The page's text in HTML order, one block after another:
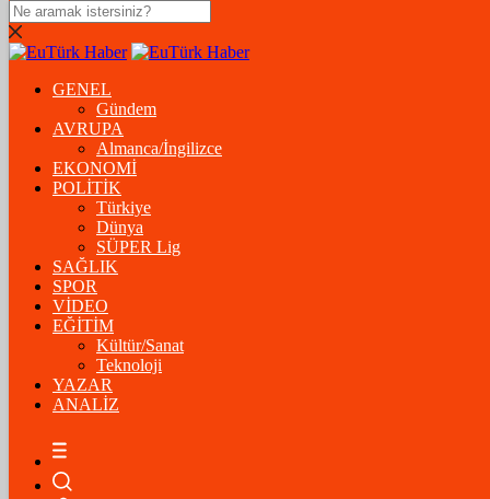
DOLAR
47,5574$% 0.18
EURO
54,8602€% 0.06
STERLİN
% 0.41
GRAM ALTIN
6.175,37%-1,31
ÇEYREK ALTIN
10.093,00%-1,09
BİTCOİN
GENEL
Gündem
AVRUPA
Almanca/İngilizce
EKONOMİ
POLİTİK
Türkiye
Dünya
SÜPER Lig
SAĞLIK
SPOR
VİDEO
EĞİTİM
Kültür/Sanat
Teknoloji
YAZAR
ANALİZ